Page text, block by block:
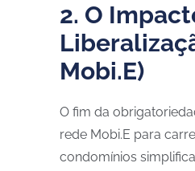
2. O
Mobi.E)
O fim da
rede Mobi.E para
condomínios